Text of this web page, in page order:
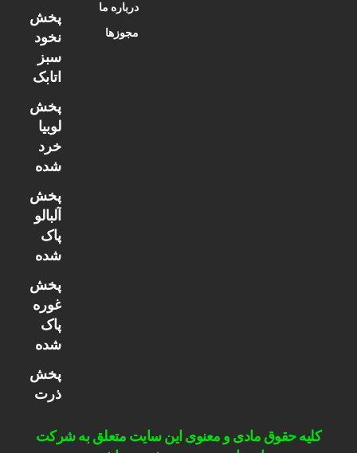
درباره ما
مجوزها
پخش
نخود
سبز
اتابک
پخش
لوبیا
خرد
شده
پخش
آلبالو
پاک
شده
پخش
غوره
پاک
شده
پخش
ذرت
کلیه حقوق مادی و معنوی این سایت متعلق به شرکت